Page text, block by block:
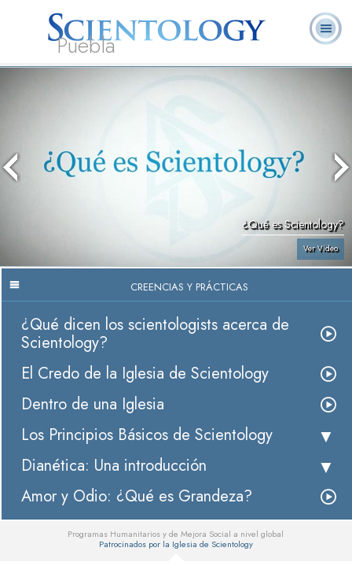
Puebla
¿Qué es Scientology?
Ver Video
CREENCIAS Y PRÁCTICAS
¿Qué dicen los scientologists acerca de
Scientology?
El Credo de la Iglesia de Scientology
Dentro de una Iglesia
Los Principios Básicos de Scientology
Dianética: Una introducción
Amor y Odio: ¿Qué es Grandeza?
Programas Humanitarios y de Mejora Social a nivel global
Patrocinados por la Iglesia de Scientology